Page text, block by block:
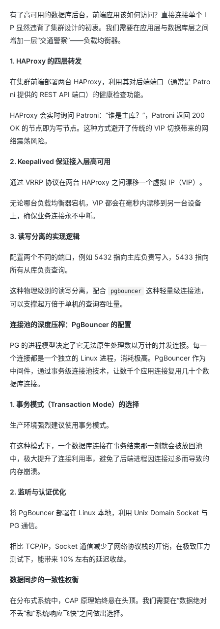
有了高可用的数据库后台，前端应用该如何访问？直接连接单个 I
P 显然违背了集群设计的初衷。我们需要在应用层与数据库层之间
增加一层“交通警察”——负载均衡器。
1. HAProxy 的四层转发
在集群前端部署两台 HAProxy，利用其对后端端口（通常是 Patro
ni 提供的 REST API 端口）的健康检查功能。
HAProxy 会实时询问 Patroni：“谁是主库？”，Patroni 返回 200
OK 的节点即为写节点。这种方式避开了传统的 VIP 切换带来的网
络震荡风险。
2. Keepalived 保证接入层高可用
通过 VRRP 协议在两台 HAProxy 之间漂移一个虚拟 IP（VIP）。
无论哪台负载均衡器宕机，VIP 都会在毫秒内漂移到另一台设备
上，确保业务连接永不中断。
3. 读写分离的实现逻辑
配置两个不同的端口，例如 5432 指向主库负责写入，5433 指向
所有从库负责查询。
这种物理级别的读写分离，配合 pgbouncer
这种轻量级连接池，
可以支撑起万倍于单机的查询吞吐量。
连接池的深度压榨：PgBouncer 的配置
PG 的进程模型决定了它无法原生处理数以万计的并发连接。每一
个连接都是一个独立的 Linux 进程，消耗极高。PgBouncer 作为
中间件，通过事务级连接池技术，让数千个应用连接复用几十个数
据库连接。
1. 事务模式（Transaction Mode）的选择
生产环境强烈建议使用事务模式。
在这种模式下，一个数据库连接在事务结束那一刻就会被放回池
中，极大提升了连接利用率，避免了后端进程因连接过多而导致的
内存崩溃。
2. 监听与认证优化
将 PgBouncer 部署在 Linux 本地，利用 Unix Domain Socket 与
PG 通信。
相比 TCP/IP，Socket 通信减少了网络协议栈的开销，在极致压力
测试下，能带来 10% 左右的延迟收益。
数据同步的一致性权衡
在分布式系统中，CAP 原理始终悬在头顶。我们需要在“数据绝对
不丢”和“系统响应飞快”之间做出选择。